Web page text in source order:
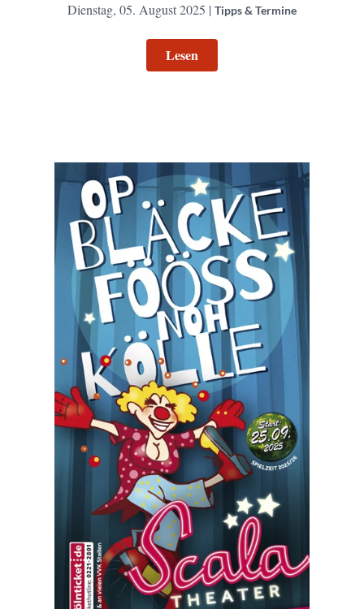
Dienstag, 05. August 2025 | Tipps & Termine
Lesen